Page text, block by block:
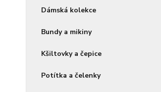
Dámská kolekce
Bundy a mikiny
Kšiltovky a čepice
Potítka a čelenky